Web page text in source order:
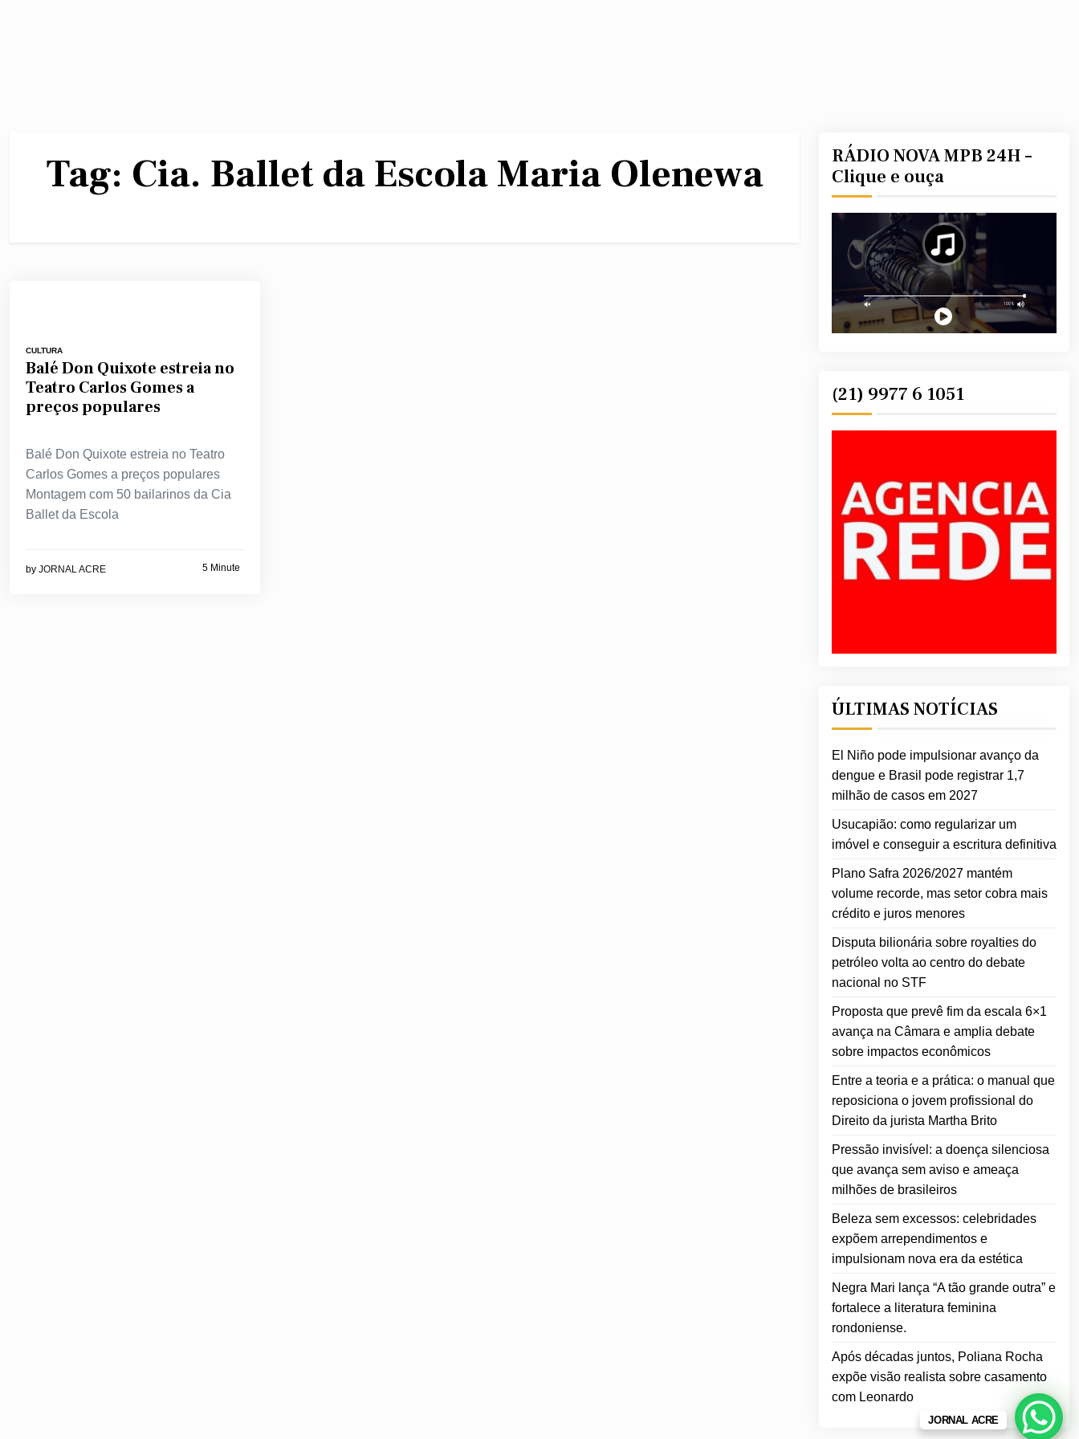
Tag: Cia. Ballet da Escola Maria Olenewa
CULTURA
Balé Don Quixote estreia no
Teatro Carlos Gomes a
preços populares
Balé Don Quixote estreia no Teatro
Carlos Gomes a preços populares
Montagem com 50 bailarinos da Cia
Ballet da Escola
by JORNAL ACRE 5 Minute
RÁDIO NOVA MPB 24H –
Clique e ouça
(21) 9977 6 1051
ÚLTIMAS NOTÍCIAS
El Niño pode impulsionar avanço da
dengue e Brasil pode registrar 1,7
milhão de casos em 2027
Usucapião: como regularizar um
imóvel e conseguir a escritura definitiva
Plano Safra 2026/2027 mantém
volume recorde, mas setor cobra mais
crédito e juros menores
Disputa bilionária sobre royalties do
petróleo volta ao centro do debate
nacional no STF
Proposta que prevê fim da escala 6×1
avança na Câmara e amplia debate
sobre impactos econômicos
Entre a teoria e a prática: o manual que
reposiciona o jovem profissional do
Direito da jurista Martha Brito
Pressão invisível: a doença silenciosa
que avança sem aviso e ameaça
milhões de brasileiros
Beleza sem excessos: celebridades
expõem arrependimentos e
impulsionam nova era da estética
Negra Mari lança “A tão grande outra” e
fortalece a literatura feminina
rondoniense.
Após décadas juntos, Poliana Rocha
expõe visão realista sobre casamento
com Leonardo
JORNAL ACRE